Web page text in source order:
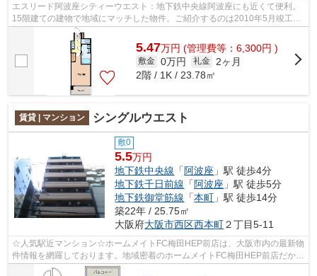
エスリード阿波座シティーウエスト：地下鉄中央線阿波座にも近くて便利。
15階建ての建物で地域にマッチした物件。ご紹介するのは2010年5月竣工・
築9年の物件です。敷地内には使いやす...
5.47万円 (管理費等：6,300円 )
敷金 0万円 礼金
2ヶ月
2階 / 1K / 23.78㎡
賃貸 | マンション シングルウエスト
敷0
5.5万円
地下鉄中央線 「 阿波座 」駅 徒歩4分
地下鉄千日前線 「 阿波座 」駅 徒歩5分
地下鉄御堂筋線 「本町 」駅 徒歩14分
築22年 / 25.75㎡
大阪府大阪市西区西本町２丁目5-11
☆人気駅近マンション☆ホームメイトFC梅田HEP前店は、大阪市内の最新物
件情報を網羅しております。地域密着のホームメイトFC梅田HEP前店だから
できるお部屋探し品質であなたの理想のお...